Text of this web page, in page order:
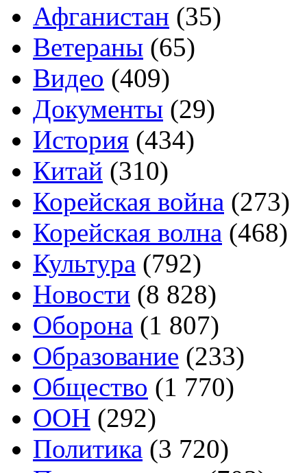
Афганистан (35)
Ветераны (65)
Видео (409)
Документы (29)
История (434)
Китай (310)
Корейская война (273)
Корейская волна (468)
Культура (792)
Новости (8 828)
Оборона (1 807)
Образование (233)
Общество (1 770)
ООН (292)
Политика (3 720)